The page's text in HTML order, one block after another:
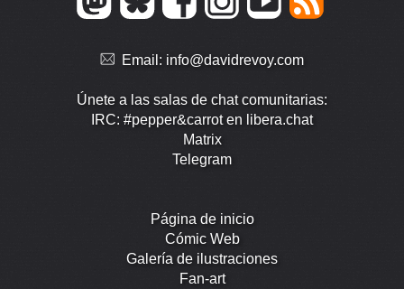
Email: info@davidrevoy.com
Únete a las salas de chat comunitarias:
IRC: #pepper&carrot en libera.chat
Matrix
Telegram
Página de inicio
Cómic Web
Galería de ilustraciones
Fan-art